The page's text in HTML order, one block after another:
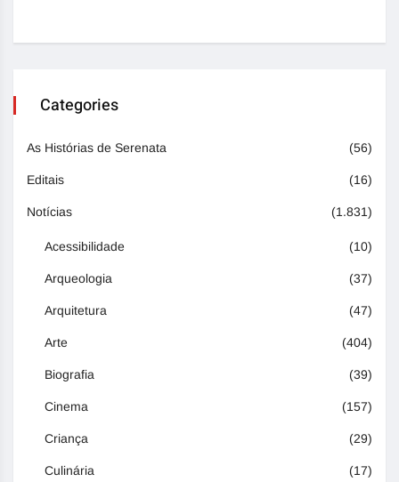
Categories
As Histórias de Serenata (56)
Editais (16)
Notícias (1.831)
Acessibilidade (10)
Arqueologia (37)
Arquitetura (47)
Arte (404)
Biografia (39)
Cinema (157)
Criança (29)
Culinária (17)